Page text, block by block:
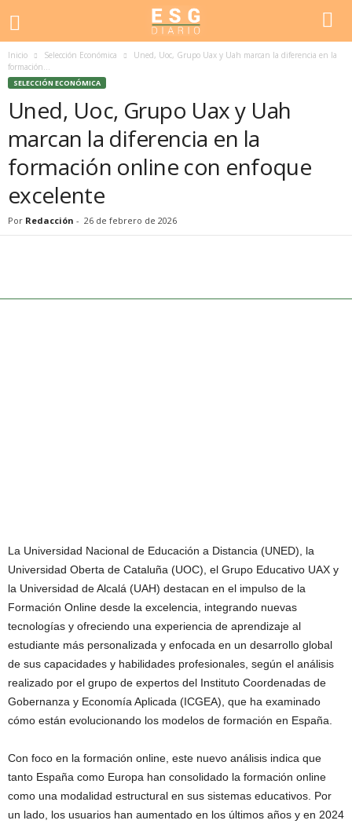
Inicio Selección Económica
Uned, Uoc, Grupo Uax y Uah marcan la diferencia en la
formación...
SELECCIÓN ECONÓMICA
Uned, Uoc, Grupo Uax y Uah
marcan la diferencia en la
formación online con enfoque
excelente
Por Redacción - 26 de febrero de 2026
La Universidad Nacional de Educación a Distancia (UNED), la
Universidad Oberta de Cataluña (UOC), el Grupo Educativo UAX y
la Universidad de Alcalá (UAH) destacan en el impulso de la
Formación Online desde la excelencia, integrando nuevas
tecnologías y ofreciendo una experiencia de aprendizaje al
estudiante más personalizada y enfocada en un desarrollo global
de sus capacidades y habilidades profesionales, según el análisis
realizado por el grupo de expertos del Instituto Coordenadas de
Gobernanza y Economía Aplicada (ICGEA), que ha examinado
cómo están evolucionando los modelos de formación en España.
Con foco en la formación online, este nuevo análisis indica que
tanto España como Europa han consolidado la formación online
como una modalidad estructural en sus sistemas educativos. Por
un lado, los usuarios han aumentado en los últimos años y en 2024